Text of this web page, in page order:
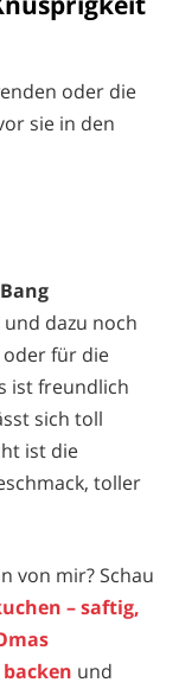
oder die
sie in den
dazu noch
oder für die
ist freundlich
sich toll
ist die
toller
von mir? Schau
– saftig,
und